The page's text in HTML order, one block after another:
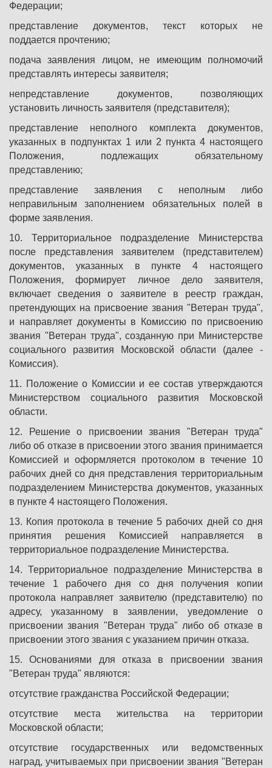
Федерации;
представление документов, текст которых не
поддается прочтению;
подача заявления лицом, не имеющим полномочий
представлять интересы заявителя;
непредставление документов, позволяющих
установить личность заявителя (представителя);
представление неполного комплекта документов,
указанных в подпунктах 1 или 2 пункта 4 настоящего
Положения, подлежащих обязательному
представлению;
представление заявления с неполным либо
неправильным заполнением обязательных полей в
форме заявления.
10. Территориальное подразделение Министерства
после представления заявителем (представителем)
документов, указанных в пункте 4 настоящего
Положения, формирует личное дело заявителя,
включает сведения о заявителе в реестр граждан,
претендующих на присвоение звания "Ветеран труда",
и направляет документы в Комиссию по присвоению
звания "Ветеран труда", созданную при Министерстве
социального развития Московской области (далее -
Комиссия).
11. Положение о Комиссии и ее состав утверждаются
Министерством социального развития Московской
области.
12. Решение о присвоении звания "Ветеран труда"
либо об отказе в присвоении этого звания принимается
Комиссией и оформляется протоколом в течение 10
рабочих дней со дня представления территориальным
подразделением Министерства документов, указанных
в пункте 4 настоящего Положения.
13. Копия протокола в течение 5 рабочих дней со дня
принятия решения Комиссией направляется в
территориальное подразделение Министерства.
14. Территориальное подразделение Министерства в
течение 1 рабочего дня со дня получения копии
протокола направляет заявителю (представителю) по
адресу, указанному в заявлении, уведомление о
присвоении звания "Ветеран труда" либо об отказе в
присвоении этого звания с указанием причин отказа.
15. Основаниями для отказа в присвоении звания
"Ветеран труда" являются:
отсутствие гражданства Российской Федерации;
отсутствие места жительства на территории
Московской области;
отсутствие государственных или ведомственных
наград, учитываемых при присвоении звания "Ветеран